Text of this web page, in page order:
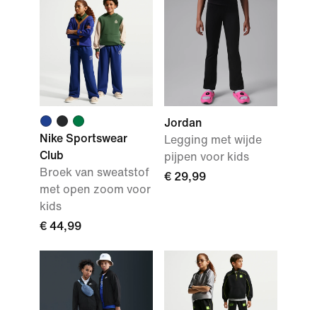
Nike Sportswear
Club
Broek van sweatstof
met open zoom voor
kids
€ 44,99
Jordan
Legging met wijde
pijpen voor kids
€ 29,99